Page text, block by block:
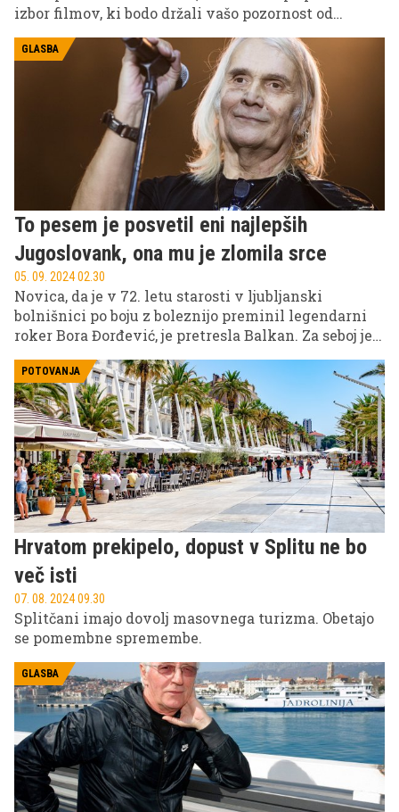
izbor filmov, ki bodo držali vašo pozornost od
si rezervirajte mesto na kavču, saj teh filmov ne
boste želeli zamuditi!
GLASBA
To pesem je posvetil eni najlepših
Jugoslovank, ona mu je zlomila srce
05. 09. 2024 02.30
Novica, da je v 72. letu starosti v ljubljanski
bolnišnici po boju z boleznijo preminil legendarni
roker Bora Đorđević, je pretresla Balkan. Za seboj je
pesem 'Ostani đubre do kraja', ki jo je posvetil znani
manekenki.
POTOVANJA
Hrvatom prekipelo, dopust v Splitu ne bo
več isti
07. 08. 2024 09.30
Splitčani imajo dovolj masovnega turizma. Obetajo
se pomembne spremembe.
GLASBA